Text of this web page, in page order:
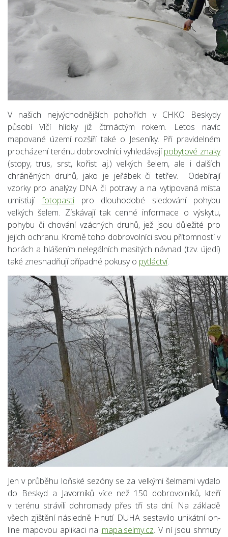
V našich nejvýchodnějších pohořích v CHKO Beskydy
působí Vlčí hlídky již čtrnáctým rokem. Letos navíc
mapované území rozšíří také o Jeseníky. Při pravidelném
procházení terénu dobrovolníci vyhledávajípobytové znaky
(stopy, trus, srst, kořist aj.) velkých šelem, ale i dalších
chráněných druhů, jako je jeřábek či tetřev. Odebírají
vzorky pro analýzy DNA či potravy a na vytipovaná místa
umisťují fotopastipro dlouhodobé sledování pohybu
velkých šelem. Získávají tak cenné informace o výskytu,
pohybu či chování vzácných druhů, jež jsou důležité pro
jejich ochranu. Kromě toho dobrovolníci svou přítomností v
horách a hlášením nelegálních masitých návnad (tzv. újedí)
také znesnadňují případné pokusy o pytláctví.
Jen v průběhu loňské sezóny se za velkými šelmami vydalo
do Beskyd a Javorníků více než 150 dobrovolníků, kteří
v terénu strávili dohromady přes tři sta dní. Na základě
všech zjištění následně Hnutí DUHA sestavilo unikátní on-
line mapovou aplikaci na mapa.selmy.cz. V ní jsou shrnuty